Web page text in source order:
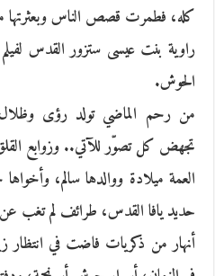
كله، فطمرت قصص الناس وبعثرتها
راوية بنت عيسى ستزور القدس
الحوش.
من رحم الماضي تولد رؤى وظلال
تجهض كل تصوّر للآتي.. وزوابع
العمة ميلادة ووالدها سالم،
حديد يافا القدس، طرائف لم تغب عن
أنهار من ذكريات فاضت في